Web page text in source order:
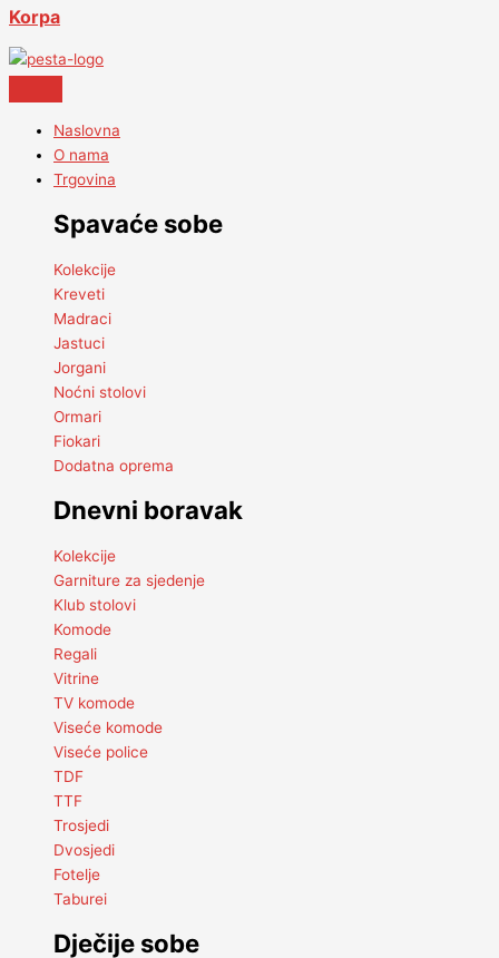
Korpa
Naslovna
O nama
Trgovina
Spavaće sobe
Kolekcije
Kreveti
Madraci
Jastuci
Jorgani
Noćni stolovi
Ormari
Fiokari
Dodatna oprema
Dnevni boravak
Kolekcije
Garniture za sjedenje
Klub stolovi
Komode
Regali
Vitrine
TV komode
Viseće komode
Viseće police
TDF
TTF
Trosjedi
Dvosjedi
Fotelje
Taburei
Dječije sobe